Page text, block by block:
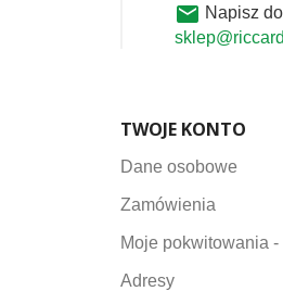
email Napisz
TWOJE KONTO
Dane osobowe
Zamówienia
Moje pokwitowania -
Adresy